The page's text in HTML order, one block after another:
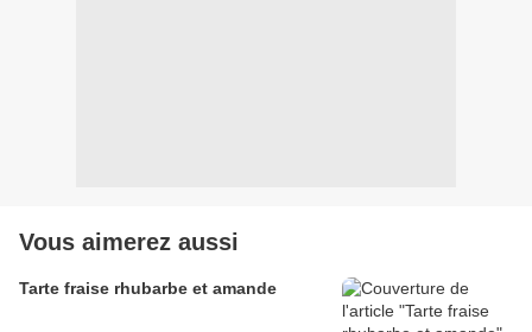
Vous aimerez aussi
Tarte fraise rhubarbe et amande